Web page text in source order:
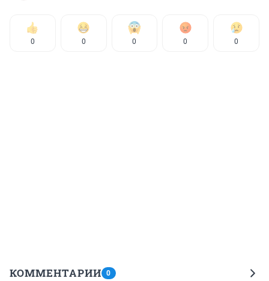
0 0 0 0 0
КОММЕНТАРИИ 0